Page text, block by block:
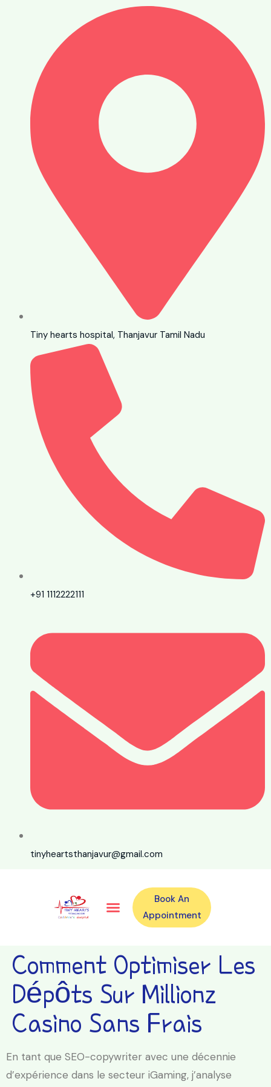
Tiny hearts hospital, Thanjavur Tamil Nadu
+91 1112222111
tinyheartsthanjavur@gmail.com
Book An
Appointment
Comment Optimiser Les
Dépôts Sur Millionz
Casino Sans Frais
En tant que SEO-copywriter avec une décennie
d’expérience dans le secteur iGaming, j’analyse